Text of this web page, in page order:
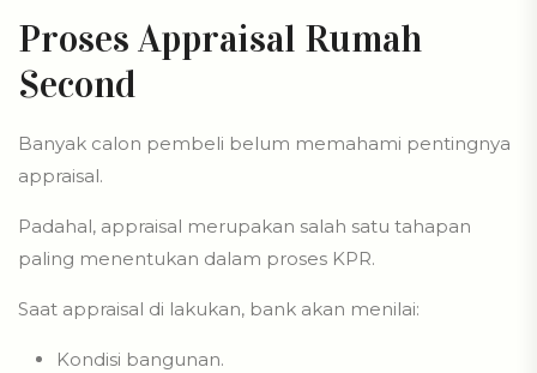
Proses Appraisal Rumah
Second
Banyak calon pembeli belum memahami pentingnya
appraisal.
Padahal, appraisal merupakan salah satu tahapan
paling menentukan dalam proses KPR.
Saat appraisal di lakukan, bank akan menilai:
Kondisi bangunan.